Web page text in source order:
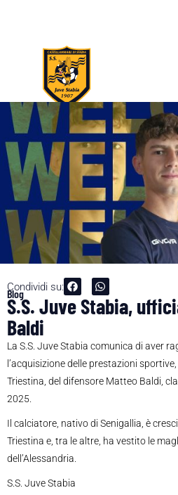
Condividi su:
Blog
S.S. Juve Stabia,
Baldi
La S.S. Juve Stabia comunica di aver
l’acquisizione delle prestazioni
Triestina, del difensore Matteo Baldi,
2025.
Il calciatore, nativo di Senigallia, è
Triestina e, tra le altre, ha vestito le
dell’Alessandria.
S.S. Juve Stabia